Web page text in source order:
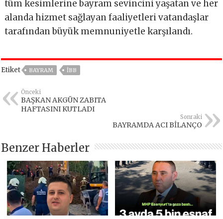
tüm kesimlerine bayram sevincini yaşatan ve her
alanda hizmet sağlayan faaliyetleri vatandaşlar
tarafından büyük memnuniyetle karşılandı.
Etiket BAYRAM IBB
Önceki
BAŞKAN AKGÜN ZABITA
HAFTASINI KUTLADI
Sonraki
BAYRAMDA ACI BİLANÇO
Benzer Haberler